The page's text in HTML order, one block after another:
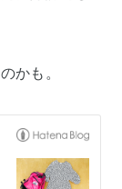
かも。